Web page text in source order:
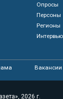
Опросы
Персоны
Регионы
Интервью
Вакансии
2026 г.